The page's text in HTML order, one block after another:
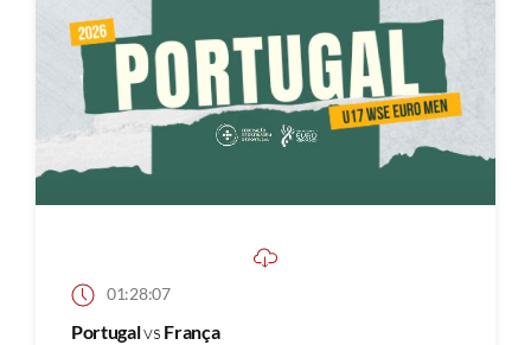
01:28:07
Portugalvs França